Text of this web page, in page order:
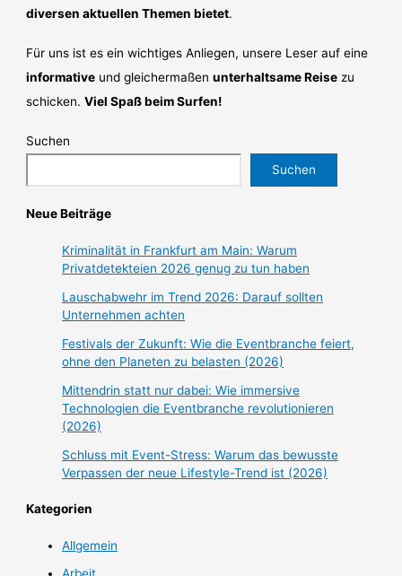
diversen aktuellen Themen bietet.
Für uns ist es ein wichtiges Anliegen, unsere Leser auf eine
informative und gleichermaßenunterhaltsame Reise zu
schicken.Viel Spaß beim Surfen!
Suchen
Suchen
Neue Beiträge
Kriminalität in Frankfurt am Main: Warum
Privatdetekteien 2026 genug zu tun haben
Lauschabwehr im Trend 2026: Darauf sollten
Unternehmen achten
Festivals der Zukunft: Wie die Eventbranche feiert,
ohne den Planeten zu belasten (2026)
Mittendrin statt nur dabei: Wie immersive
Technologien die Eventbranche revolutionieren
(2026)
Schluss mit Event-Stress: Warum das bewusste
Verpassen der neue Lifestyle-Trend ist (2026)
Kategorien
Allgemein
Arbeit